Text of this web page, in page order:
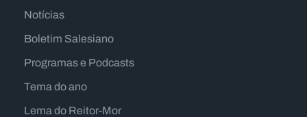
Notícias
Boletim Salesiano
Programas e Podcasts
Tema do ano
Lema do Reitor-Mor